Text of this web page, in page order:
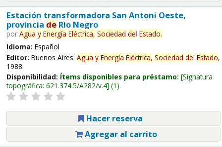
Estación transformadora San Antoni Oeste,
provincia deRío Negro
por Agua y Energía Eléctrica, Sociedad del Estado.
Idioma: Español
Editor: Buenos Aires: Agua y Energía Eléctrica, Sociedad del Estado,
1988
Disponibilidad: Ítems disponibles para préstamo: Signatura
topográfica: 621.374.5/A282/v.4 (1).
Hacer reserva
Agregar al carrito